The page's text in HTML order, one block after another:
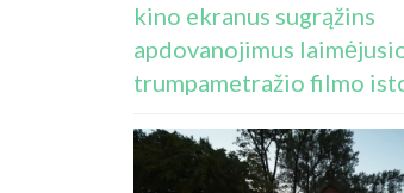
kino ekranus sugrąžins
apdovanojimus
trumpametražio filmo